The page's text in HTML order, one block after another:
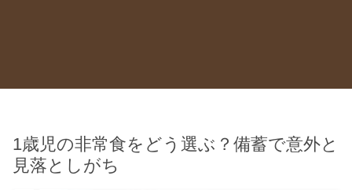
1歳児の非常食をどう選ぶ？備蓄で意外と
見落としがち